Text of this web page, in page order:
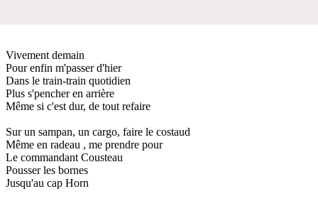
Vivement demain
Pour enfin m'passer d'hier
Dans le train-train quotidien
Plus s'pencher en arrière
Même si c'est dur, de tout refaire
Sur un sampan, un cargo, faire le costaud
Même en radeau , me prendre pour
Le commandant Cousteau
Pousser les bornes
Jusqu'au cap Horn